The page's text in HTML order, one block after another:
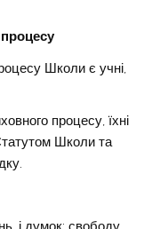
Школи є учні,
процесу, їхні
Школи та